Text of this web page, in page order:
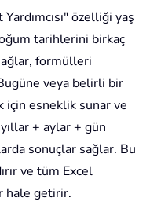
özelliği yaş
tarihlerini birkaç
formülleri
veya belirli bir
için esneklik sunar ve
+ aylar + gün
sonuçlar sağlar. Bu
ve tüm Excel
hale getirir.